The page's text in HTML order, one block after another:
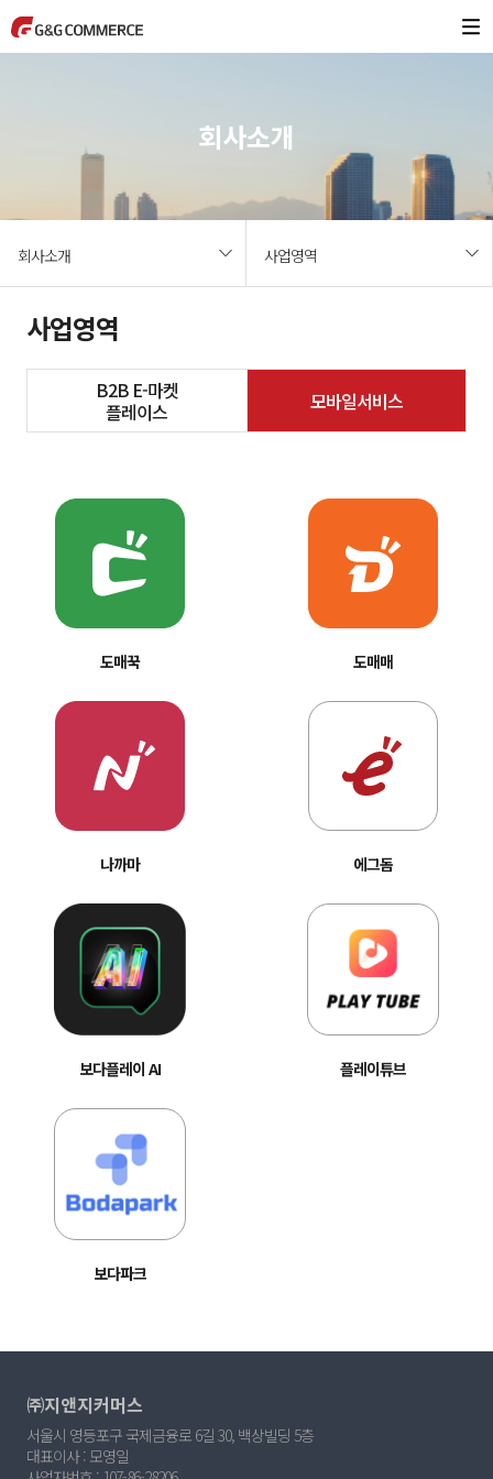
회사소개
회사소개 사업영역
사업영역
B2B E-마켓
플레이스
모바일서비스
도매꾹 도매매
나까마 에그돔
보다플레이 AI 플레이튜브
보다파크
㈜지앤지커머스
서울시 영등포구 국제금융로 6길 30, 백상빌딩 5층
대표이사 : 모영일